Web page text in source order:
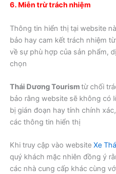
6. Miễn trừ trách nhiệm
Thông tin hiển thị tại website
bảo hay cam kết trách nhiệm
về sự phù hợp của sản phẩm,
chọn
Thái Dương Tourismtừ chối
bảo rằng website sẽ không có
bị gián đoạn hay tính chính
các thông tin hiển thị
Khi truy cập vào website Xe
quý khách mặc nhiên đồng ý
các nhà cung cấp khác cùng